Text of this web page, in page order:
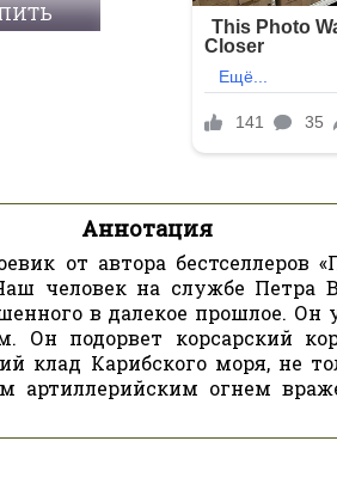
Аннотация
от автора
человек на службе Петра
в далекое прошлое.
Он подорвет корсарский
клад Карибского моря, не
артиллерийским огнем